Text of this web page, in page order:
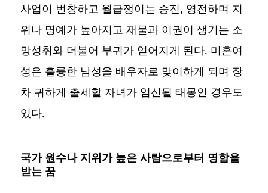
사업이 번창하고 월급쟁이는 승진, 영전하며 지
위나 명예가 높아지고 재물과 이권이 생기는 소
망성취와 더불어 부귀가 얻어지게 된다. 미혼여
성은 훌륭한 남성을 배우자로 맞이하게 되며 장
차 귀하게 출세할 자녀가 임신될 태몽인 경우도
있다.
국가 원수나 지위가 높은 사람으로부터 명함을
받는 꿈